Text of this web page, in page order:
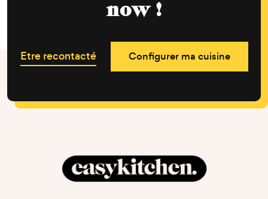
now !
Etre recontacté Configurer ma cuisine